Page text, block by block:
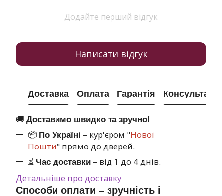
Додайте перший відгук
Написати відгук
Доставка Оплата Гарантія Консультація
🚚 Доставимо швидко та зручно!
📦 По Україні – кур'єром "Нової
Пошти" прямо до дверей.
⏳ Час доставки – від 1 до 4 днів.
Детальніше про доставку
Способи оплати – зручність і